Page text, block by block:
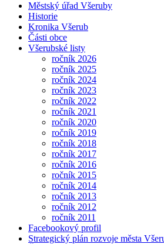
Městský úřad Všeruby
Historie
Kronika Všerub
Části obce
Všerubské listy
ročník 2026
ročník 2025
ročník 2024
ročník 2023
ročník 2022
ročník 2021
ročník 2020
ročník 2019
ročník 2018
ročník 2017
ročník 2016
ročník 2015
ročník 2014
ročník 2013
ročník 2012
ročník 2011
Facebookový profil
Strategický plán rozvoje města